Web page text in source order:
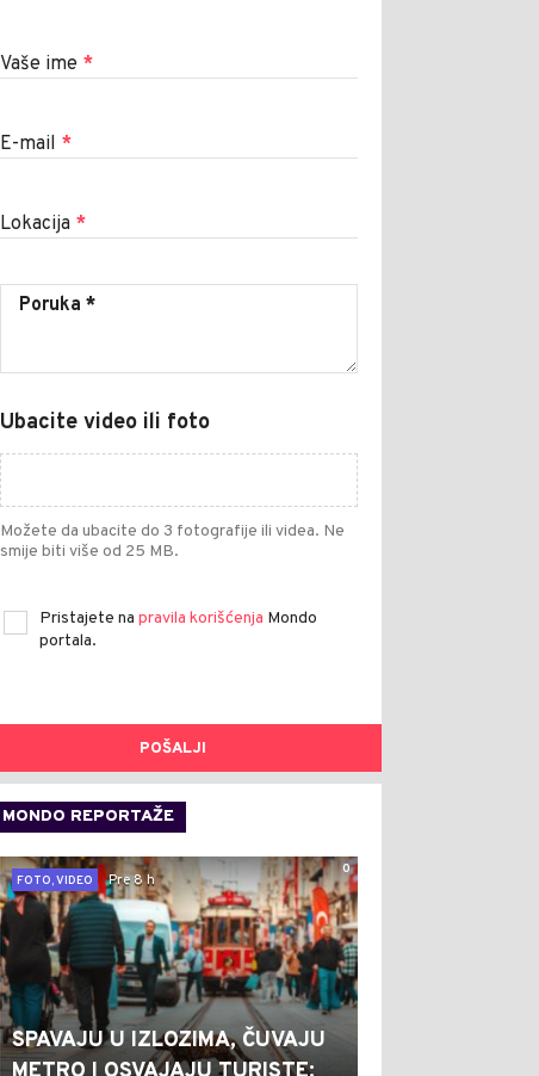
Vaše ime *
E-mail *
Lokacija *
Ubacite video ili foto
Možete da ubacite do 3 fotografije ili videa. Ne
smije biti više od 25 MB.
Pristajete na pravila korišćenja Mondo
portala.
POŠALJI
MONDO REPORTAŽE
0
FOTO, VIDEO
Pre 8 h
SPAVAJU U IZLOZIMA, ČUVAJU